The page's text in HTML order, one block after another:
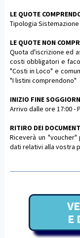
LE QUOTE
Tipologia
LE QUOTE NON
Quota d'iscrizione ed
costi obbligatori e
"Costi in Loco" e
"I listini comprendono"
INIZIO FINE
Arrivo dalle ore 17:00 -
RITIRO DEI
Riceverà un
dati relativi alla vostra
E